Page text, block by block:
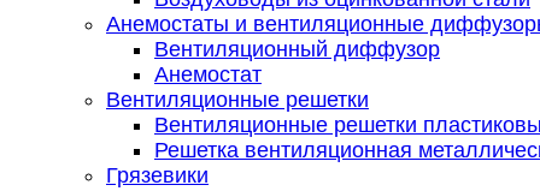
Анемостаты и вентиляционные
Вентиляционный диффузор
Анемостат
Вентиляционные решетки
Вентиляционные решетки
Решетка вентиляционная
Грязевики